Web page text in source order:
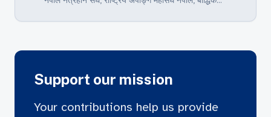
Support our mission
Your contributions help us provide